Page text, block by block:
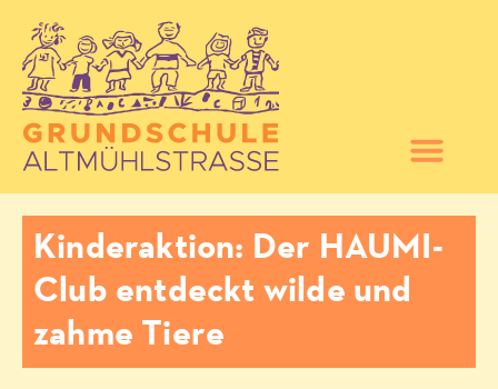
Kinderaktion: Der HAUMI-
Club entdeckt wilde und
zahme Tiere